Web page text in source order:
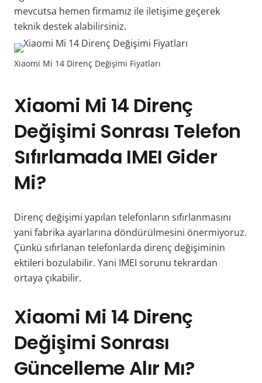
mevcutsa hemen firmamız ile iletişime geçerek
teknik destek alabilirsiniz.
Xiaomi Mi 14 Direnç Değişimi Fiyatları
Xiaomi Mi 14 Direnç
Değişimi Sonrası Telefon
Sıfırlamada IMEI Gider
Mi?
Direnç değişimi yapılan telefonların sıfırlanmasını
yani fabrika ayarlarına döndürülmesini önermiyoruz.
Çünkü sıfırlanan telefonlarda direnç değişiminin
ektileri bozulabilir. Yani IMEI sorunu tekrardan
ortaya çıkabilir.
Xiaomi Mi 14 Direnç
Değişimi Sonrası
Güncelleme Alır Mı?